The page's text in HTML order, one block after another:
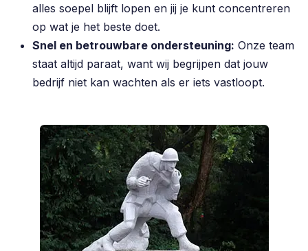
alles soepel blijft lopen en jij je kunt concentreren
op wat je het beste doet.
Snel en betrouwbare ondersteuning: Onze team
staat altijd paraat, want wij begrijpen dat jouw
bedrijf niet kan wachten als er iets vastloopt.